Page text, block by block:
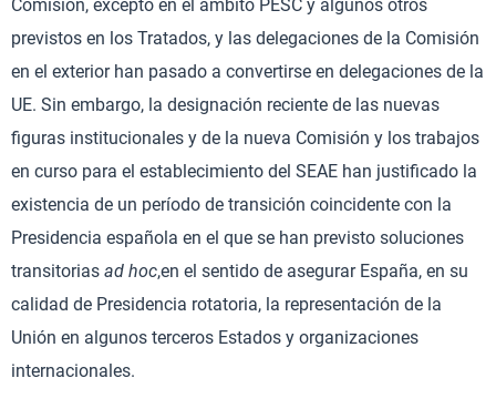
Comisión, excepto en el ámbito PESC y algunos otros
previstos en los Tratados, y las delegaciones de la Comisión
en el exterior han pasado a convertirse en delegaciones de la
UE. Sin embargo, la designación reciente de las nuevas
figuras institucionales y de la nueva Comisión y los trabajos
en curso para el establecimiento del SEAE han justificado la
existencia de un período de transición coincidente con la
Presidencia española en el que se han previsto soluciones
transitorias ad hoc,en el sentido de asegurar España, en su
calidad de Presidencia rotatoria, la representación de la
Unión en algunos terceros Estados y organizaciones
internacionales.